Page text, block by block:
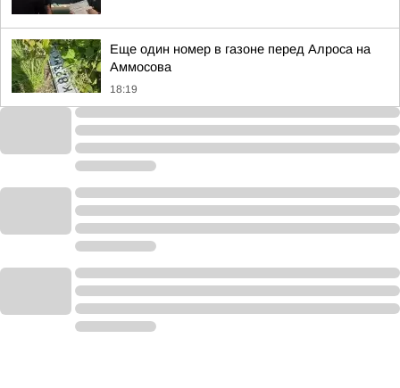
Еще один номер в газоне перед Алроса на
Аммосова
18:19